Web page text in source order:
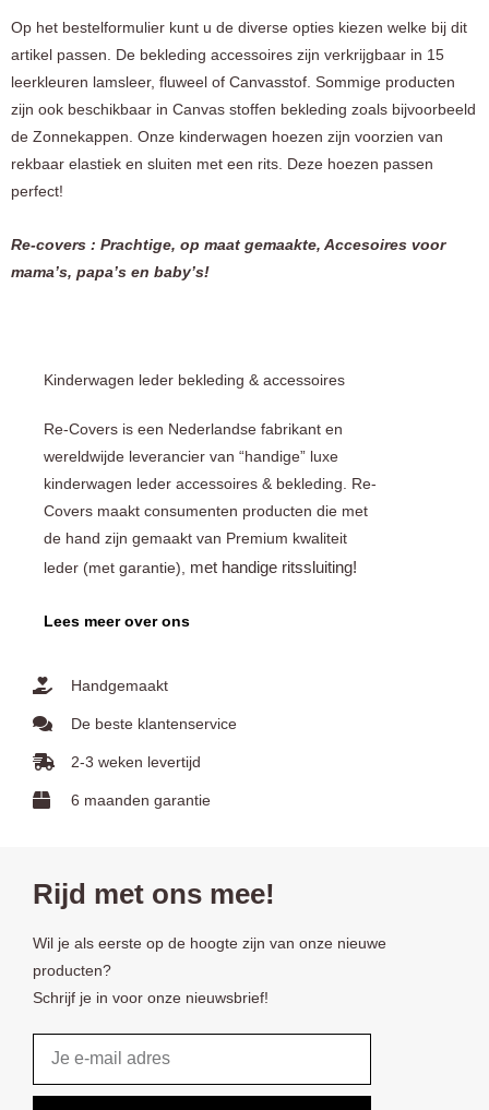
Op het bestelformulier kunt u de diverse opties kiezen welke bij dit
artikel passen. De bekleding accessoires zijn verkrijgbaar in 15
leerkleuren lamsleer, fluweel of Canvasstof. Sommige producten
zijn ook beschikbaar in Canvas stoffen bekleding zoals bijvoorbeeld
de Zonnekappen. Onze kinderwagen hoezen zijn voorzien van
rekbaar elastiek en sluiten met een rits. Deze hoezen passen
perfect!
Re-covers : Prachtige, op maat gemaakte, Accesoires voor
mama’s, papa’s en baby’s!
Kinderwagen leder bekleding & accessoires
Re-Covers is een Nederlandse fabrikant en
wereldwijde leverancier van “handige” luxe
kinderwagen leder accessoires & bekleding. Re-
Covers maakt consumenten producten die met
de hand zijn gemaakt van Premium kwaliteit
leder (met garantie), met handige ritssluiting!
Lees meer over ons
Handgemaakt
De beste klantenservice
2-3 weken levertijd
6 maanden garantie
Rijd met ons mee!
Wil je als eerste op de hoogte zijn van onze nieuwe
producten?
Schrijf je in voor onze nieuwsbrief!